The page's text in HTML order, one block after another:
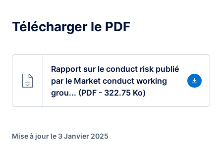
Télécharger le PDF
Rapport sur le conduct risk publié
par le Market conduct working
grou... (PDF - 322.75 Ko)
Mise à jour le 3 Janvier 2025